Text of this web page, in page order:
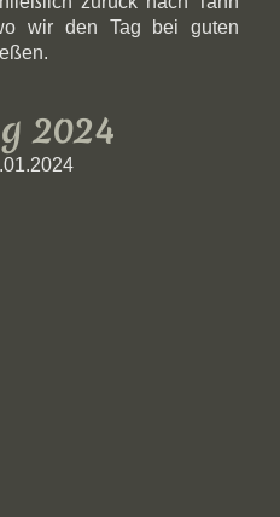
wir den Tag bei guten
2024